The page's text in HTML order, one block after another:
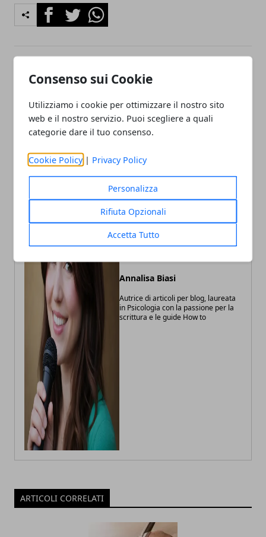
Consenso sui Cookie
Utilizziamo i cookie per ottimizzare il nostro sito
web e il nostro servizio. Puoi scegliere a quali
categorie dare il tuo consenso.
Cookie Policy | Privacy Policy
Personalizza
Rifiuta Opzionali
Accetta Tutto
FacebookTwitterWhatsapp
Articolo Precedente
riceve Golberg a Palazzo
disposti 5 Dacur
Annalisa Biasi
Autrice di articoli per blog, laureata
in Psicologia con la passione per la
scrittura e le guide How to
ARTICOLI CORRELATI